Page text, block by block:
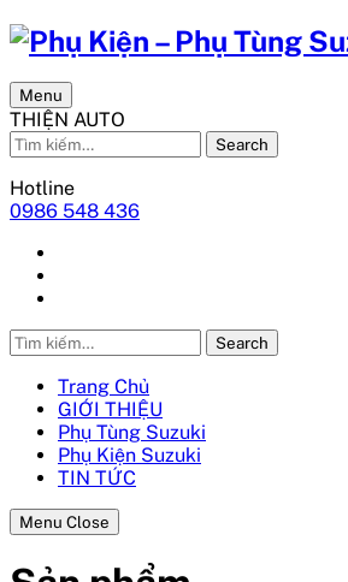
Menu
THIỆN AUTO
Search
Hotline
0986 548 436
Search
Trang Chủ
GIỚI THIỆU
Phụ Tùng Suzuki
Phụ Kiện Suzuki
TIN TỨC
Menu Close